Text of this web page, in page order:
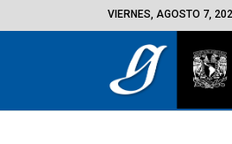
VIERNES, AGOSTO 7,